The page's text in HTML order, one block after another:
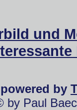
und
powered by
by Paul